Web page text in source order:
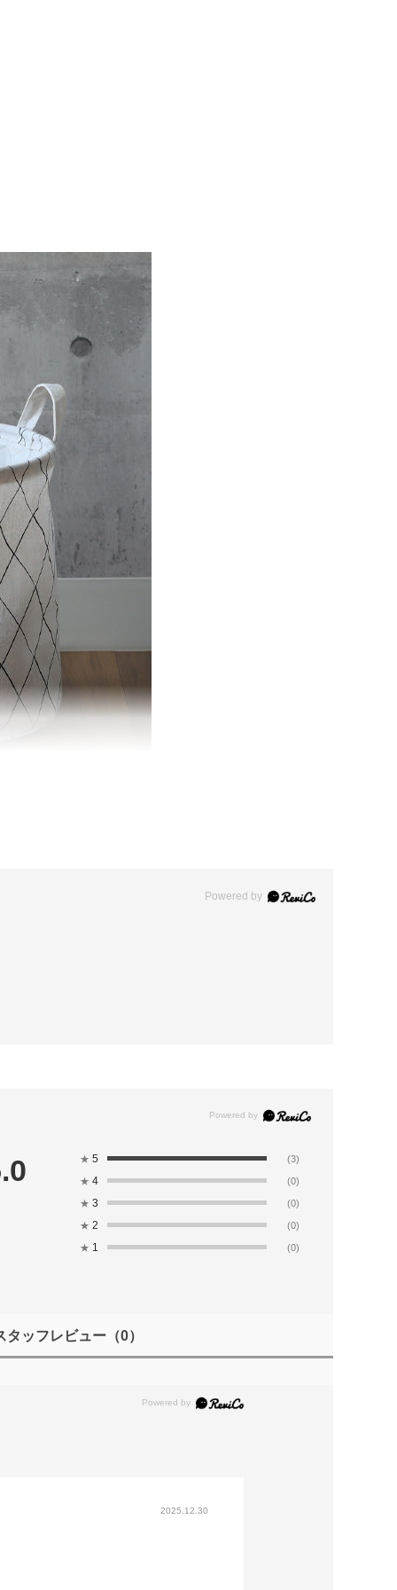
Powered by
★ 5 (3)
★ 4 (0)
★ 3 (0)
★ 2 (0)
★ 1 (0)
タッフレビュー（0）
2025.12.30